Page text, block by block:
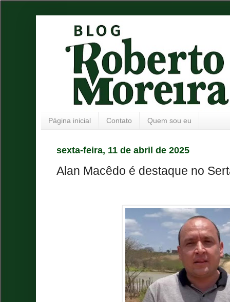
Página inicial Contato Quem sou eu
sexta-feira, 11 de abril de 2025
Alan Macêdo é destaque no